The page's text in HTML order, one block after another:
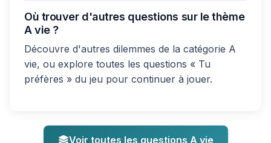
Où trouver d'autres questions sur le thème
A vie ?
Découvre d'autres dilemmes de la catégorie A
vie, ou explore toutes les questions « Tu
préfères » du jeu pour continuer à jouer.
Voir toutes les questions A vie